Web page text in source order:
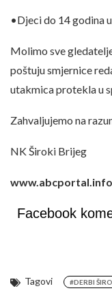
•Djeci do 14 godina
Molimo sve
poštuju smjernice
utakmica protekla u
Zahvaljujemo na
NK Široki Brijeg
www.abcportal.info
Facebook
Tagovi #DERBI